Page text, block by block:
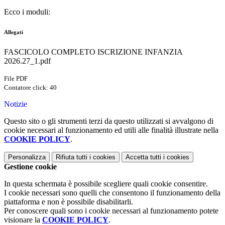
Ecco i moduli:
Allegati
FASCICOLO COMPLETO ISCRIZIONE INFANZIA
2026.27_1.pdf
File PDF
Contatore click: 40
Notizie
Questo sito o gli strumenti terzi da questo utilizzati si avvalgono di
cookie necessari al funzionamento ed utili alle finalità illustrate nella
COOKIE POLICY.
Personalizza Rifiuta tutti i cookies Accetta tutti i cookies
Gestione cookie
In questa schermata è possibile scegliere quali cookie consentire.
I cookie necessari sono quelli che consentono il funzionamento della
piattaforma e non è possibile disabilitarli.
Per conoscere quali sono i cookie necessari al funzionamento potete
visionare la COOKIE POLICY.